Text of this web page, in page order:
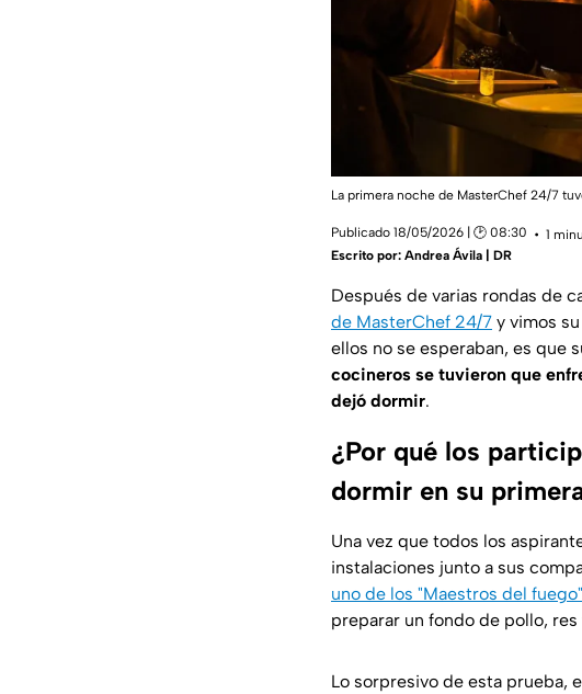
La primera noche de MasterChef 24/7
Publicado 18/05/2026 | 🕑 08:30
1
Escrito por: Andrea Ávila | DR
Después de varias rondas de
de MasterChef 24/7 y vimos
ellos no se esperaban, es que
cocineros se tuvieron que
dejó dormir.
¿Por qué los
dormir en su
Una vez que todos los
instalaciones junto a sus
uno de los "Maestros del
preparar un fondo de pollo, res
Lo sorpresivo de esta prueba,